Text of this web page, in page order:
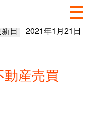
日 2021年1月21日
産売買